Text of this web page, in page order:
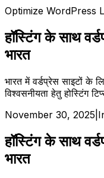
Optimize WordPress
हॉस्टिंग के साथ
भारत
भारत में वर्डप्रेस साइटों के
विश्वसनीयता हेतु होस्टिंग
November 30, 2025
हॉस्टिंग के साथ
भारत